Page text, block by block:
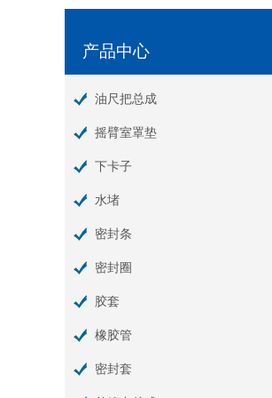
产品中心
油尺把总成
摇臂室罩垫
下卡子
水堵
密封条
密封圈
胶套
橡胶管
密封套